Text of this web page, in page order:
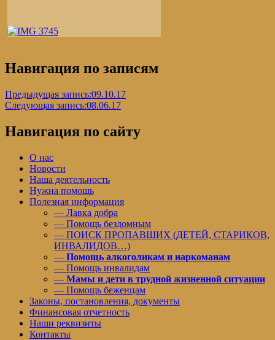
Навигация по записям
Предыдущая запись:09.10.17
Следующая запись:08.06.17
Навигация по сайту
О нас
Новости
Наша деятельность
Нужна помощь
Полезная информация
— Лавка добра
— Помощь бездомным
— ПОИСК ПРОПАВШИХ (ДЕТЕЙ, СТАРИКОВ,
ИНВАЛИДОВ…)
— Помощь алкоголикам и наркоманам
— Помощь инвалидам
— Мамы и дети в трудной жизненной ситуации
— Помощь беженцам
Законы, постановления, документы
Финансовая отчетность
Наши реквизиты
Контакты